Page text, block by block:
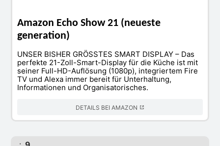
Amazon Echo Show 21 (neueste
generation)
UNSER BISHER GRÖSSTES SMART DISPLAY – Das
perfekte 21-Zoll-Smart-Display für die Küche ist mit
seiner Full-HD-Auflösung (1080p), integriertem Fire
TV und Alexa immer bereit für Unterhaltung,
Informationen und Organisatorisches.
DETAILS BEI AMAZON